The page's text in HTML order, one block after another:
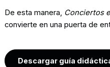
De esta manera, Conciertos
convierte en una puerta de
Descargar guía